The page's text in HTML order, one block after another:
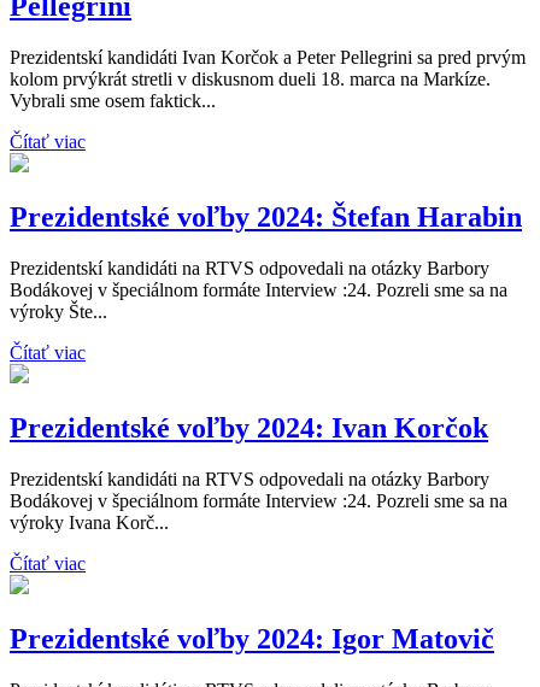
Pellegrini
Prezidentskí kandidáti Ivan Korčok a Peter Pellegrini sa pred prvým
kolom prvýkrát stretli v diskusnom dueli 18. marca na Markíze.
Vybrali sme osem faktick...
Čítať viac
Prezidentské voľby 2024: Štefan Harabin
Prezidentskí kandidáti na RTVS odpovedali na otázky Barbory
Bodákovej v špeciálnom formáte Interview :24. Pozreli sme sa na
výroky Šte...
Čítať viac
Prezidentské voľby 2024: Ivan Korčok
Prezidentskí kandidáti na RTVS odpovedali na otázky Barbory
Bodákovej v špeciálnom formáte Interview :24. Pozreli sme sa na
výroky Ivana Korč...
Čítať viac
Prezidentské voľby 2024: Igor Matovič